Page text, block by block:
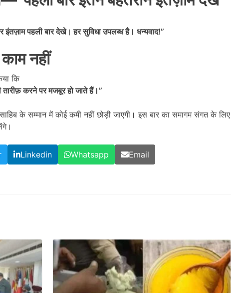
पहली बार देखे। हर सुविधा उपलब्ध है। धन्यवाद!”
नहीं
कि
तारीफ़ करने पर मजबूर हो जाते हैं।”
के सम्मान में कोई कमी नहीं छोड़ी जाएगी। इस बार का समागम संगत के लिए
Linkedin Whatsapp Email